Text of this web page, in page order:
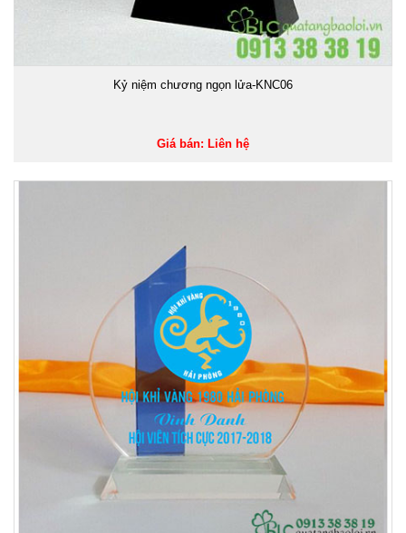
Kỷ niệm chương ngọn lửa-KNC06
Giá bán: Liên hệ